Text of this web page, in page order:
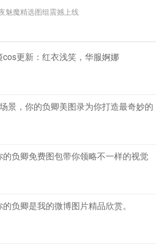
魅魔精选图组震撼上线
更新：红衣浅笑，华服婀娜
景，你的负卿美图录为你打造最奇妙的
的负卿免费图包带你领略不一样的视觉
负卿是我的微博图片精品欣赏。